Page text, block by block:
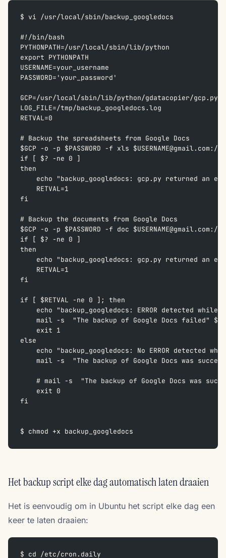
$ vi /usr/local/sbin/backup_googledocs
#!/bin/bash
PYTHONPATH=/usr/local/sbin/lib/python
export PYTHONPATH
USERNAME=your_username
PASSWORD='your_password'
GCP=/usr/local/sbin/lib/python/gdatacopier/gcp.py
LOG_FILE=/tmp/backup_googledocs.log
RETVAL=0
# Backup the spreadsheets from Google Docs
$GCP -o -p $PASSWORD -f xls
if [ $? -ne 0 ]
then
echo "backup_googledocs: gcp.py returned an
    RETVAL=1
fi
# Backup the documents from Google Docs
$GCP -o -p $PASSWORD -f doc
if [ $? -ne 0 ]
then
echo "backup_googledocs: gcp.py returned an
    RETVAL=1
fi
if [ $RETVAL -ne 0 ]; then
echo "backup_googledocs: ERROR detected while
mail -s  "The backup of Google Docs failed"
    exit 1
else
echo "backup_googledocs: No ERROR detected
mail -s  "The backup of Google Docs was
# mail -s  "The backup of Google Docs was
    exit 0
fi
$ chmod +x backup_googledocs
Het backup script elke dag automatisch laten draaien
Het is eenvoudig om in Ubuntu het script elke dag een
keer te laten draaien:
$ cd /etc/cron.daily